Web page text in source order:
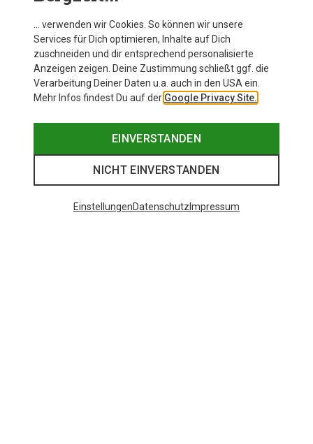
… verwenden wir Cookies. So können wir unsere
Services für Dich optimieren, Inhalte auf Dich
zuschneiden und dir entsprechend personalisierte
Anzeigen zeigen. Deine Zustimmung schließt ggf. die
Verarbeitung Deiner Daten u.a. auch in den USA ein.
Mehr Infos findest Du auf der Google Privacy Site.
EINVERSTANDEN
NICHT EINVERSTANDEN
EinstellungenDatenschutz Impressum